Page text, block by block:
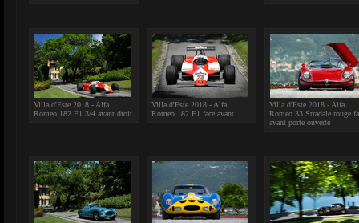
Villa d'Este 2018 - Alfa
Romeo 182 F1 3/4 avant droit
Villa d'Este 2018 - Alfa
Romeo 182 F1 face avant
Villa d'Este 2018 - Alfa
Romeo 33 Stradale rouge
avant porte ouverte